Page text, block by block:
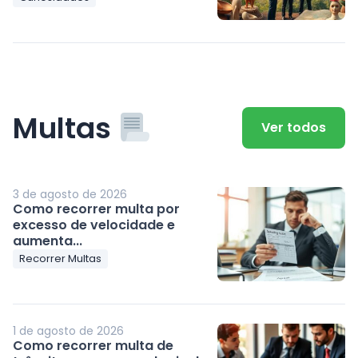
Multas Ver todos
3 de agosto de 2026
Como recorrer multa por
excesso de velocidade e
aumenta...
Recorrer Multas
1 de agosto de 2026
Como recorrer multa de